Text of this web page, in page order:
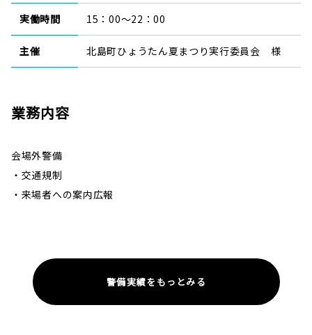
実働時間 15：00～22：00
主催 北島町ひょうたん夏まつり実行委員会 様
業務内容
会場外警備
・交通規制
・来場者への案内広報
警備実績をもっとみる